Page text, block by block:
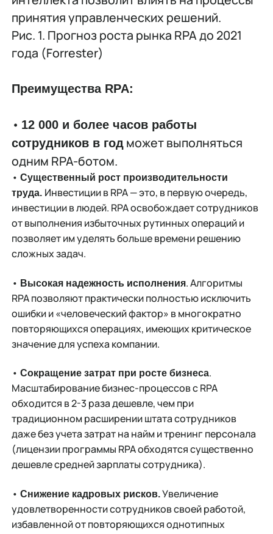
принятия управленческих решений.
Рис. 1. Прогноз роста рынка RPA до 2021
года (Forrester)
Преимущества RPA:
• 12 000 и более часов работы
сотрудников в годможет выполняться
одним RPA-ботом.
• Существенный рост производительности
труда. Инвестиции в RPA — это, в первую очередь,
инвестиции в людей. RPA освобождает сотрудников
от выполнения избыточных рутинных операций и
позволяет им уделять больше времени решению
сложных задач.
• Высокая надежность исполнения. Алгоритмы
RPA позволяют практически полностью исключить
ошибки и «человеческий фактор» в многократно
повторяющихся операциях, имеющих критическое
значение для успеха компании.
• Сокращение затрат при росте бизнеса.
Масштабирование бизнес-процессов с RPA
обходится в 2-3 раза дешевле, чем при
традиционном расширении штата сотрудников
даже без учета затрат на найм и тренинг персонала
(лицензии программы RPA обходятся существенно
дешевле средней зарплаты сотрудника).
• Снижение кадровых рисков.Увеличение
удовлетворенности сотрудников своей работой,
избавленной от повторяющихся однотипных